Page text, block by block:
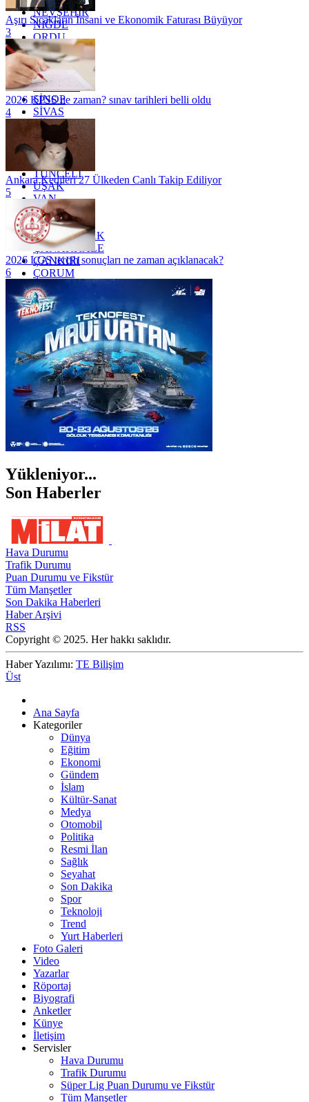
NEVŞEHİR
NİĞDE
ORDU
OSMANİYE
RİZE
SAKARYA
SAMSUN
SİNOP
SİVAS
SİİRT
TEKİRDAĞ
TOKAT
TRABZON
TUNCELİ
UŞAK
VAN
YALOVA
YOZGAT
ZONGULDAK
ÇANAKKALE
ÇANKIRI
ÇORUM
İSTANBUL
İZMİR
ŞANLIURFA
ŞIRNAK
Aşırı Sıcakların İnsani ve Ekonomik Faturası Büyüyor
3
2026 KPSS ne zaman? sınav tarihleri belli oldu
4
Ankara Kedileri 27 Ülkeden Canlı Takip Ediliyor
5
2026 LGS tercih sonuçları ne zaman açıklanacak?
6
Yükleniyor...
Son Haberler
Hava Durumu
Trafik Durumu
Puan Durumu ve Fikstür
Tüm Manşetler
Son Dakika Haberleri
Haber Arşivi
RSS
Copyright © 2025. Her hakkı saklıdır.
Haber Yazılımı: TE Bilişim
Üst
Ana Sayfa
Kategoriler
Dünya
Eğitim
Ekonomi
Gündem
İslam
Kültür-Sanat
Medya
Otomobil
Politika
Resmi İlan
Sağlık
Seyahat
Son Dakika
Spor
Teknoloji
Trend
Yurt Haberleri
Foto Galeri
Video
Yazarlar
Röportaj
Biyografi
Anketler
Künye
İletişim
Servisler
Hava Durumu
Trafik Durumu
Süper Lig Puan Durumu ve Fikstür
Tüm Manşetler